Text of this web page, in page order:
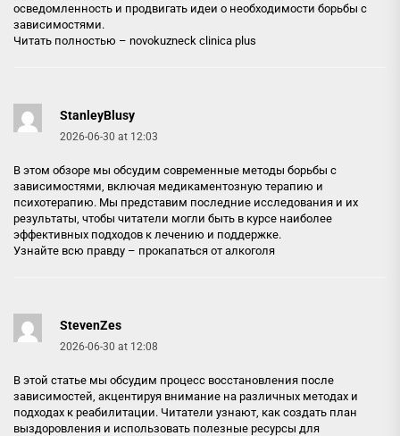
осведомленность и продвигать идеи о необходимости борьбы с
зависимостями.
Читать полностью – novokuzneck clinica plus
StanleyBlusy
2026-06-30 at 12:03
В этом обзоре мы обсудим современные методы борьбы с
зависимостями, включая медикаментозную терапию и
психотерапию. Мы представим последние исследования и их
результаты, чтобы читатели могли быть в курсе наиболее
эффективных подходов к лечению и поддержке.
Узнайте всю правду – прокапаться от алкоголя
StevenZes
2026-06-30 at 12:08
В этой статье мы обсудим процесс восстановления после
зависимостей, акцентируя внимание на различных методах и
подходах к реабилитации. Читатели узнают, как создать план
выздоровления и использовать полезные ресурсы для